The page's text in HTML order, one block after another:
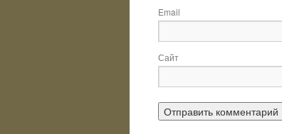
Email
Сайт